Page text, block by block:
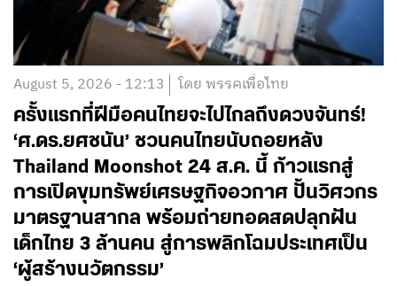
August 5, 2026 - 12:13 โดย พรรคเพื่อไทย
ครั้งแรกที่ฝีมือคนไทยจะไปไกลถึงดวงจันทร์!
‘ศ.ดร.ยศชนัน’ ชวนคนไทยนับถอยหลัง
Thailand Moonshot 24 ส.ค. นี้ ก้าวแรกสู่
การเปิดขุมทรัพย์เศรษฐกิจอวกาศ ปั้นวิศวกร
มาตรฐานสากล พร้อมถ่ายทอดสดปลุกฝัน
เด็กไทย 3 ล้านคน สู่การพลิกโฉมประเทศเป็น
‘ผู้สร้างนวัตกรรม’